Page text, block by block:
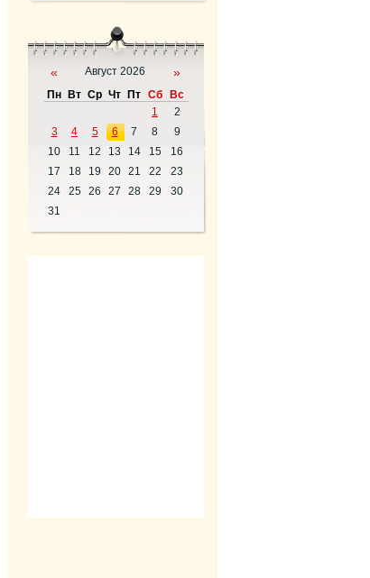
« Август 2026 »
Пн Вт Ср Чт Пт Сб
Вс
1
2
3
4 5 6 7 8
9
10
11 12 13 14 15
16
17
18 19 20 21 22
23
24
25 26 27 28 29
30
31